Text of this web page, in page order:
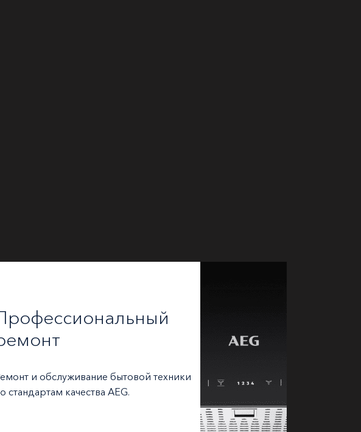
и обслуживание бытовой техники
стандартам качества AEG.